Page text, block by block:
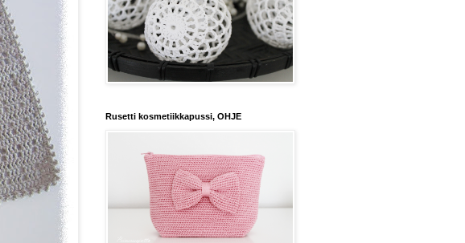
Rusetti kosmetiikkapussi, OHJE